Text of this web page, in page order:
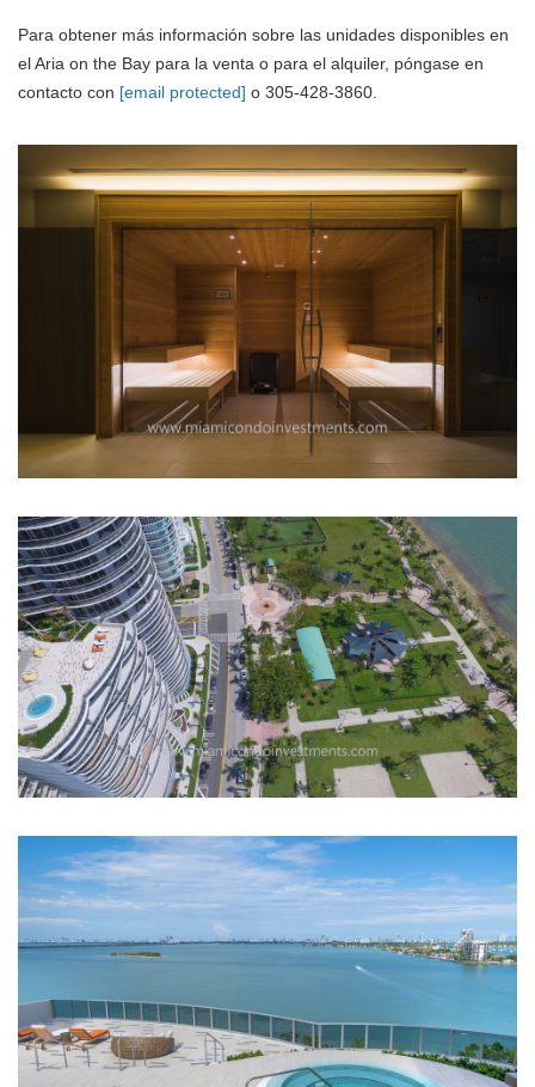
Para obtener más información sobre las unidades disponibles en
el Aria on the Bay para la venta o para el alquiler, póngase en
contacto con [email protected] o 305-428-3860.